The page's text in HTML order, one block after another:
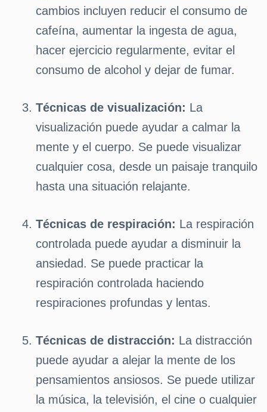
cambios incluyen reducir el consumo de
cafeína, aumentar la ingesta de agua,
hacer ejercicio regularmente, evitar el
consumo de alcohol y dejar de fumar.
Técnicas de visualización: La
visualización puede ayudar a calmar la
mente y el cuerpo. Se puede visualizar
cualquier cosa, desde un paisaje tranquilo
hasta una situación relajante.
Técnicas de respiración: La respiración
controlada puede ayudar a disminuir la
ansiedad. Se puede practicar la
respiración controlada haciendo
respiraciones profundas y lentas.
Técnicas de distracción: La distracción
puede ayudar a alejar la mente de los
pensamientos ansiosos. Se puede utilizar
la música, la televisión, el cine o cualquier